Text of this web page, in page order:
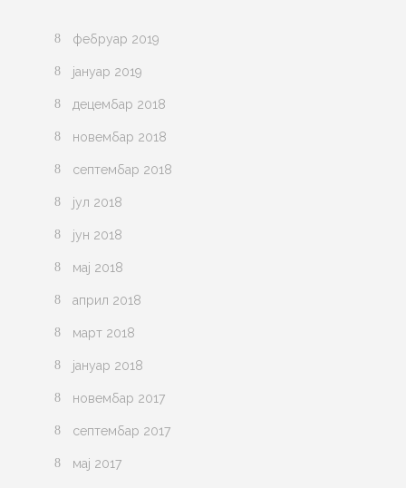
фебруар 2019
јануар 2019
децембар 2018
новембар 2018
септембар 2018
јул 2018
јун 2018
мај 2018
април 2018
март 2018
јануар 2018
новембар 2017
септембар 2017
мај 2017